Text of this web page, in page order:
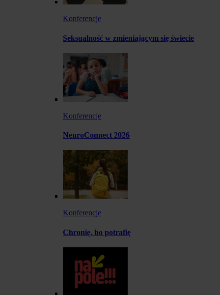
Konferencje
Seksualność w zmieniającym się świecie
Konferencje
NeuroConnect 2026
Konferencje
Chronię, bo potrafię